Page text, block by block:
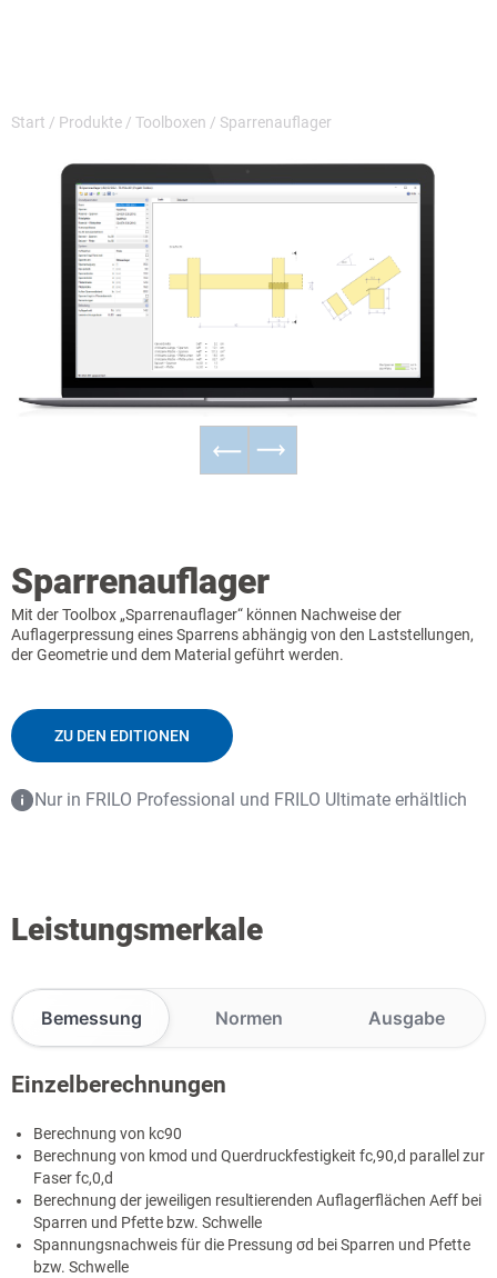
Start / Produkte / Toolboxen / Sparrenauflager
Sparrenauflager
Mit der Toolbox „Sparrenauflager“ können Nachweise der
Auflagerpressung eines Sparrens abhängig von den Laststellungen,
der Geometrie und dem Material geführt werden.
ZU DEN EDITIONEN
Nur in FRILO Professional und FRILO Ultimate erhältlich
Leistungsmerkale
Bemessung Normen Ausgabe
Einzelberechnungen
Berechnung von kc90
Berechnung von kmod und Querdruckfestigkeit fc,90,d parallel zur
Faser fc,0,d
Berechnung der jeweiligen resultierenden Auflagerflächen Aeff bei
Sparren und Pfette bzw. Schwelle
Spannungsnachweis für die Pressung σd bei Sparren und Pfette
bzw. Schwelle